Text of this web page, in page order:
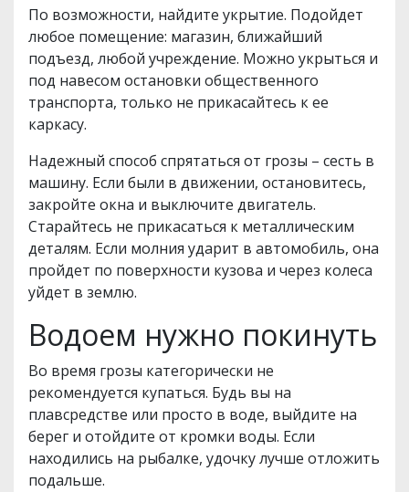
По возможности, найдите укрытие. Подойдет
любое помещение: магазин, ближайший
подъезд, любой учреждение. Можно укрыться и
под навесом остановки общественного
транспорта, только не прикасайтесь к ее
каркасу.
Надежный способ спрятаться от грозы – сесть в
машину. Если были в движении, остановитесь,
закройте окна и выключите двигатель.
Старайтесь не прикасаться к металлическим
деталям. Если молния ударит в автомобиль, она
пройдет по поверхности кузова и через колеса
уйдет в землю.
Водоем нужно покинуть
Во время грозы категорически не
рекомендуется купаться. Будь вы на
плавсредстве или просто в воде, выйдите на
берег и отойдите от кромки воды. Если
находились на рыбалке, удочку лучше отложить
подальше.